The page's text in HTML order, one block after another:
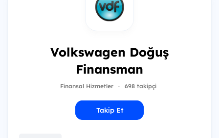
Volkswagen Doğuş
Finansman
Finansal Hizmetler · 698 takipçi
Takip Et